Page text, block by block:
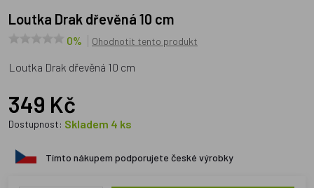
Loutka Drak dřevěná 10 cm
0% Ohodnotit tento produkt
Loutka Drak dřevěná 10 cm
349 Kč
Dostupnost: Skladem 4 ks
Tímto nákupem podporujete české výrobky